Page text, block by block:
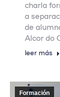
charla
a
de
Alcor do
leer más
Formación